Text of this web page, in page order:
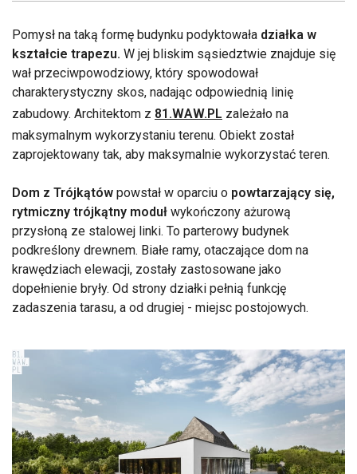
Pomysł na taką formę budynku podyktowała działka w
kształcie trapezu. W jej bliskim sąsiedztwie znajduje się
wał przeciwpowodziowy, który spowodował
charakterystyczny skos, nadając odpowiednią linię
zabudowy. Architektom z 81.WAW.PL zależało na
maksymalnym wykorzystaniu terenu. Obiekt został
zaprojektowany tak, aby maksymalnie wykorzystać teren.
Dom z Trójkątów powstał w oparciu o powtarzający się,
rytmiczny trójkątny moduł wykończony ażurową
przysłoną ze stalowej linki. To parterowy budynek
podkreślony drewnem. Białe ramy, otaczające dom na
krawędziach elewacji, zostały zastosowane jako
dopełnienie bryły. Od strony działki pełnią funkcję
zadaszenia tarasu, a od drugiej - miejsc postojowych.